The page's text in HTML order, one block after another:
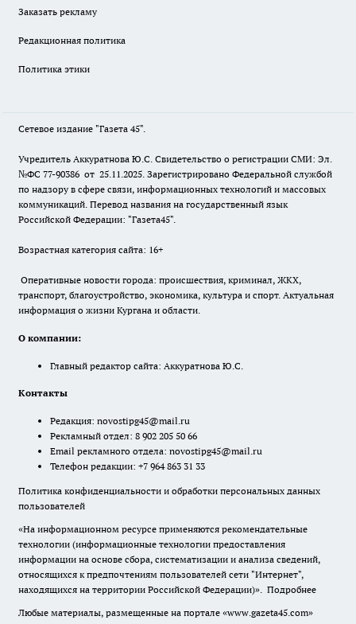
Заказать рекламу
Редакционная политика
Политика этики
Сетевое издание "Газета 45".
Учредитель Аккуратнова Ю.С. Свидетельство о регистрации СМИ: Эл.
№ФС 77-90386 от 25.11.2025. Зарегистрировано Федеральной службой
по надзору в сфере связи, информационных технологий и массовых
коммуникаций. Перевод названия на государственный язык
Российской Федерации: "Газета45".
Возрастная категория сайта: 16+
Оперативные новости города: происшествия, криминал, ЖКХ,
транспорт, благоустройство, экономика, культура и спорт. Актуальная
информация о жизни Кургана и области.
О компании:
Главный редактор сайта: Аккуратнова Ю.С.
Контакты
Редакция: novostipg45@mail.ru
Рекламный отдел: 8 902 205 50 66
Email рекламного отдела: novostipg45@mail.ru
Телефон редакции: +7 964 863 31 33
Политика конфиденциальности и обработки персональных данных
пользователей
«На информационном ресурсе применяются рекомендательные
технологии (информационные технологии предоставления
информации на основе сбора, систематизации и анализа сведений,
относящихся к предпочтениям пользователей сети "Интернет",
находящихся на территории Российской Федерации)». Подробнее
Любые материалы, размещенные на портале «www.gazeta45.com»